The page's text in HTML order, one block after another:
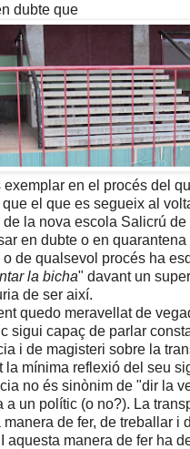
dubte que
exemplar en el procés del
el que es segueix al
de la nova escola Salicrú de
en dubte o en
de qualsevol procés ha
la bicha" davant un
de ser així.
quedo meravellat de
sigui capaç de parlar
i de magisteri sobre la
la mínima reflexió del seu
no és sinònim de "dir la
a un polític (o no?). La
manera de fer, de treballar i
aquesta manera de fer ha